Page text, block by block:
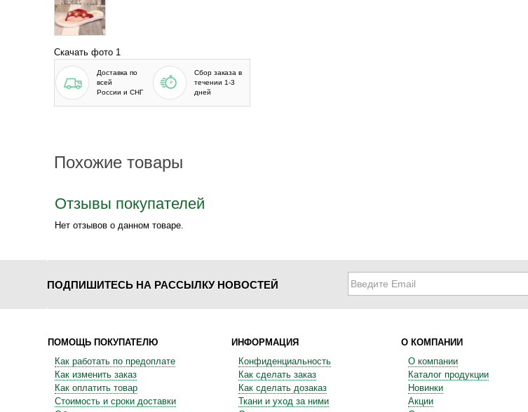
Скачать фото 1
Доставка по
всей
России и СНГ
Сбор заказа в
течении 1-3
дней
Похожие товары
Отзывы покупателей
Нет отзывов о данном товаре.
ПОДПИШИТЕСЬ НА РАССЫЛКУ НОВОСТЕЙ
ПОМОЩЬ ПОКУПАТЕЛЮ
Как работать по предоплате
Как изменить заказ
Как оплатить товар
Стоимость и сроки доставки
ИНФОРМАЦИЯ
Конфиденциальность
Как сделать заказ
Как сделать дозаказ
Ткани и уход за ними
О КОМПАНИИ
О компании
Каталог продукции
Новинки
Акции